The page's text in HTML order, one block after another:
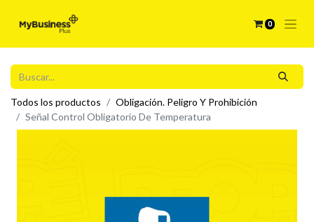
0
Todos los productos
Obligación. Peligro Y Prohibición
Señal Control Obligatorio De Temperatura